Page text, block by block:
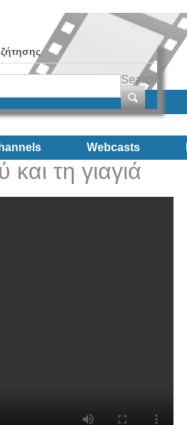
Search
Webcasts
τη γιαγιά